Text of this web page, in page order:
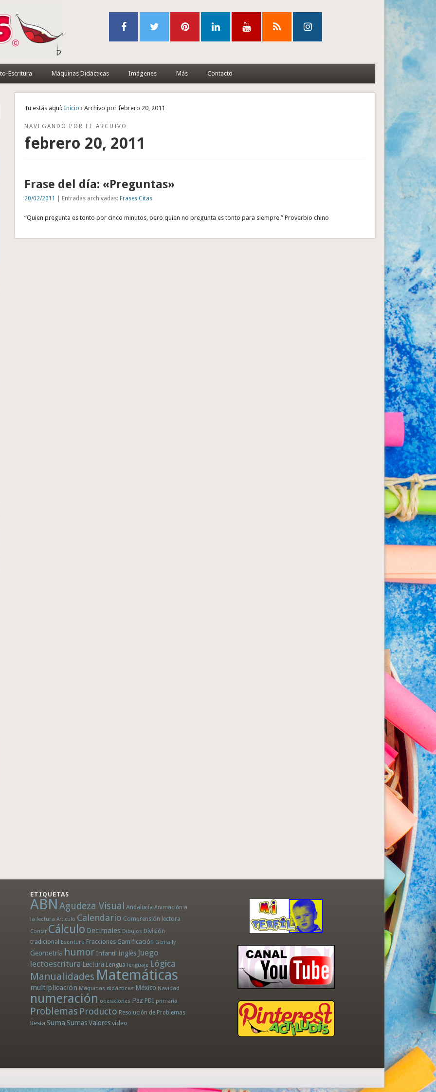
Escritura Máquinas Didácticas Imágenes Más Contacto
Tu estás aquí: Inicio › Archivo por febrero 20, 2011
NAVEGANDO POR EL ARCHIVO
febrero 20, 2011
Frase del día: «Preguntas»
20/02/2011 | Entradas archivadas:Frases Citas
“Quien pregunta es tonto por cinco minutos, pero quien no pregunta es tonto para siempre.” Proverbio chino
ETIQUETAS
ABN Agudeza Visual Andalucía Animación a
la lectura Artículo Calendario Comprensión lectora
Contar Cálculo Decimales Dibujos División
tradicional Escritura Fracciones Gamificación Genially
Geometría humor Infantil Inglés Juego
lectoescritura Lectura Lengua lenguaje Lógica
Manualidades Matemáticas
multiplicación Máquinas didácticas México Navidad
numeración operaciones Paz PDI primaria
Problemas Producto Resolución de Problemas
Resta Suma SumasValores vídeo